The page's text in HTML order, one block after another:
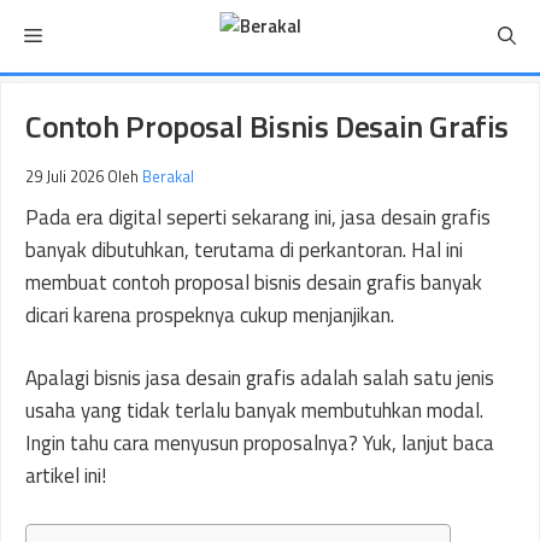
isi
Menu
Contoh Proposal Bisnis Desain Grafis
29 Juli 2026 Oleh Berakal
Pada era digital seperti sekarang ini, jasa desain grafis
banyak dibutuhkan, terutama di perkantoran. Hal ini
membuat contoh proposal bisnis desain grafis banyak
dicari karena prospeknya cukup menjanjikan.
Apalagi bisnis jasa desain grafis adalah salah satu jenis
usaha yang tidak terlalu banyak membutuhkan modal.
Ingin tahu cara menyusun proposalnya? Yuk, lanjut baca
artikel ini!